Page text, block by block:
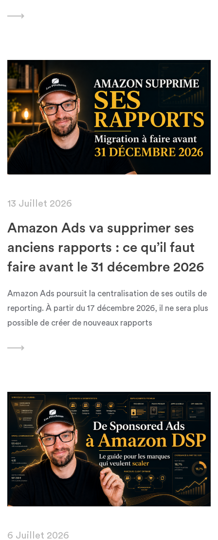
Featured
13 Juillet 2026
Amazon Ads va supprimer ses
anciens rapports : ce qu’il faut
faire avant le 31 décembre 2026
Amazon Ads poursuit la centralisation de ses outils de
reporting. À partir du 17 décembre 2026, il ne sera plus
possible de créer de nouveaux rapports
Featured
6 Juillet 2026